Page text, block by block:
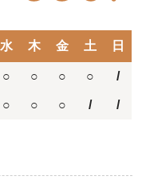
水 木 金 土 日
○ ○ ○ ○ /
○ ○ ○ / /